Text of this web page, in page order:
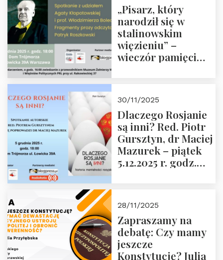
„Pisarz, który
narodził się w
stalinowskim
więzieniu” –
wieczór pamięci
zwiedzanie
Muzeum Żołnierzy
Wyklętych i
Więźniów
Politycznych PRL o
godz. 16:00 – 19
30/11/2025
Dlaczego Rosjanie
są inni? Red. Piotr
Gursztyn, dr Maciej
Mazurek – piątek
5.12.2025 r. godz.
28/11/2025
Zapraszamy na
debatę: Czy mamy
jeszcze
Konstytucję? Julia